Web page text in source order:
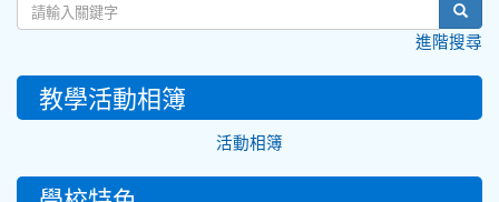
進階搜尋
教學活動相簿
活動相簿